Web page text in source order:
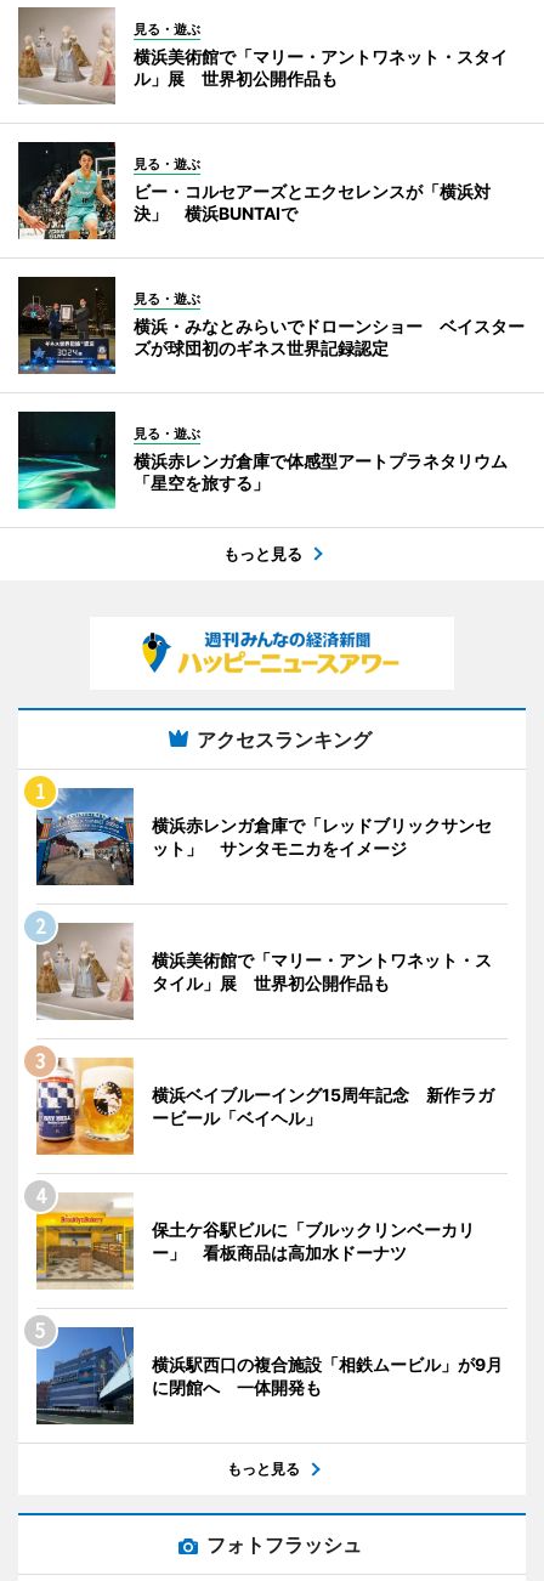
見る・遊ぶ
横浜美術館で「マリー・アントワネット・スタイ
ル」展 世界初公開作品も
見る・遊ぶ
ビー・コルセアーズとエクセレンスが「横浜対
決」 横浜BUNTAIで
見る・遊ぶ
横浜・みなとみらいでドローンショー ベイスター
ズが球団初のギネス世界記録認定
見る・遊ぶ
横浜赤レンガ倉庫で体感型アートプラネタリウム
「星空を旅する」
もっと見る
アクセスランキング
横浜赤レンガ倉庫で「レッドブリックサンセ
ット」 サンタモニカをイメージ
横浜美術館で「マリー・アントワネット・ス
タイル」展 世界初公開作品も
横浜ベイブルーイング15周年記念 新作ラガ
ービール「ベイヘル」
保土ケ谷駅ビルに「ブルックリンベーカリ
ー」 看板商品は高加水ドーナツ
横浜駅西口の複合施設「相鉄ムービル」が9月
に閉館へ 一体開発も
もっと見る
フォトフラッシュ